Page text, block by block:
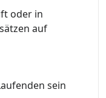
oder in
auf
sein